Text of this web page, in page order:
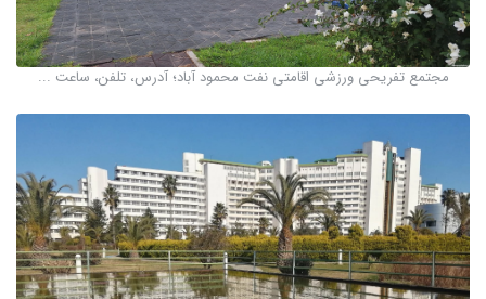
مجتمع تفریحی ورزشی اقامتی نفت محمود آباد؛ آدرس، تلفن، ساعت ...